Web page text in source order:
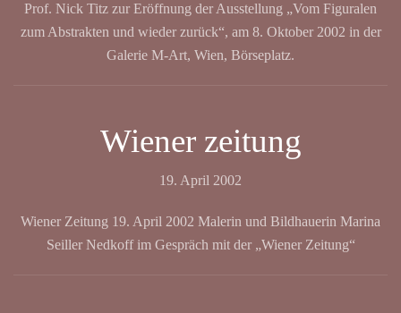
Prof. Nick Titz zur Eröffnung der Ausstellung „Vom Figuralen
zum Abstrakten und wieder zurück“, am 8. Oktober 2002 in der
Galerie M-Art, Wien, Börseplatz.
Wiener zeitung
19. April 2002
Wiener Zeitung 19. April 2002 Malerin und Bildhauerin Marina
Seiller Nedkoff im Gespräch mit der „Wiener Zeitung“